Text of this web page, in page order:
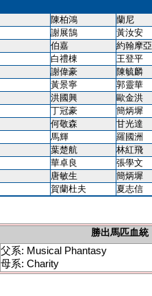
陳柏鴻 蘭尼
謝展鵠 黃汝安
伯嘉 約翰摩亞
白禮棟 王登平
謝偉豪 陳毓麟
黃景寧 郭靈華
洪國興 歐金洪
丁冠豪 簡炳墀
何敬森 甘光達
馬輝 羅國洲
葉楚航 林紅飛
華卓良 張學文
唐敏生 簡炳墀
賀蘭杜夫
夏志信
勝出馬匹血統
父系: Musical Phantasy
母系: Charity